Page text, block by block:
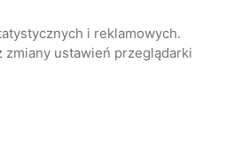
i reklamowych.
ustawień przeglądarki